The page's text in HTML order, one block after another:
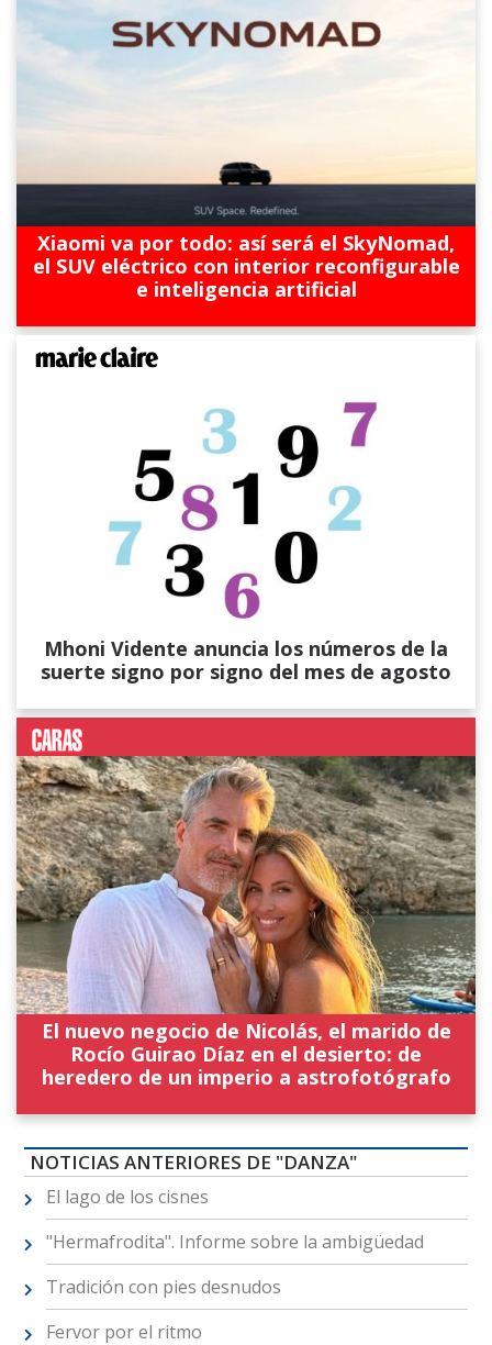
Xiaomi va por todo: así será el SkyNomad,
el SUV eléctrico con interior reconfigurable
e inteligencia artificial
Mhoni Vidente anuncia los números de la
suerte signo por signo del mes de agosto
El nuevo negocio de Nicolás, el marido de
Rocío Guirao Díaz en el desierto: de
heredero de un imperio a astrofotógrafo
NOTICIAS ANTERIORES DE "DANZA"
El lago de los cisnes
"Hermafrodita". Informe sobre la ambigüedad
Tradición con pies desnudos
Fervor por el ritmo